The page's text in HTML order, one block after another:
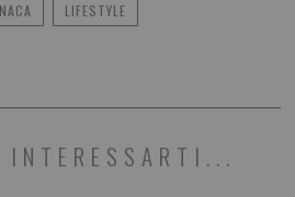
LIFESTYLE
INTERESSARTI...